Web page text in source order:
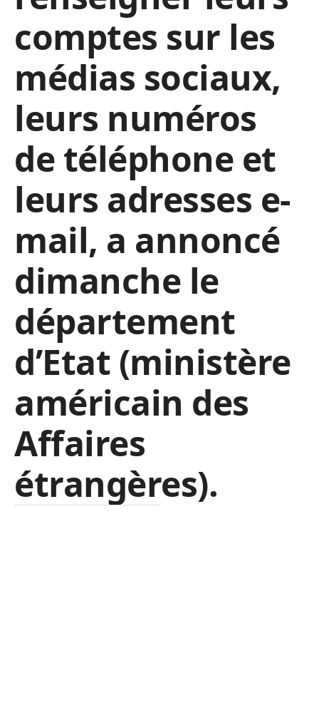
comptes sur les
médias sociaux,
leurs numéros
de téléphone et
leurs adresses e-
mail, a annoncé
dimanche le
département
d’Etat (ministère
américain des
Affaires
étrangères).